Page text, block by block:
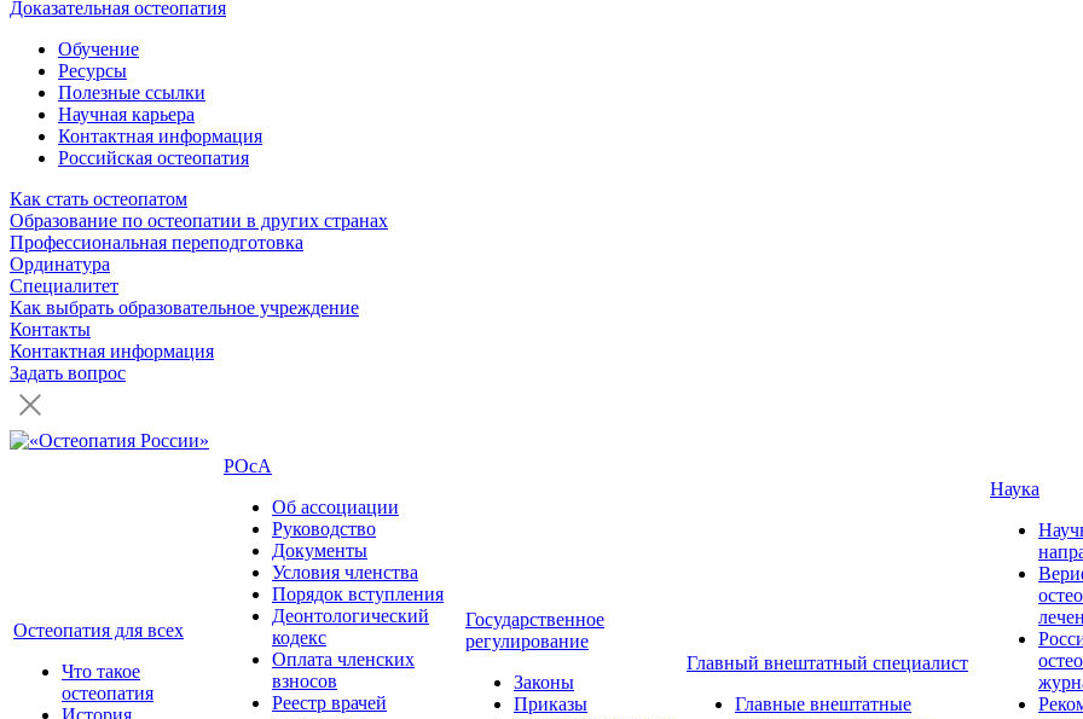
Доказательная остеопатия
Обучение
Ресурсы
Полезные ссылки
Научная карьера
Контактная информация
Российская остеопатия
Как стать остеопатом
Образование по остеопатии в других странах
Профессиональная переподготовка
Ординатура
Специалитет
Как выбрать образовательное учреждение
Контакты
Контактная информация
Задать вопрос
Остеопатия для всех
Что такое
остеопатия
История
РОсА
Об ассоциации
Руководство
Документы
Условия членства
Порядок вступления
Деонтологический
кодекс
Оплата членских
взносов
Реестр врачей
Государственное
регулирование
Законы
Приказы
Главный внештатный специалист
Главные внештатные
Наука